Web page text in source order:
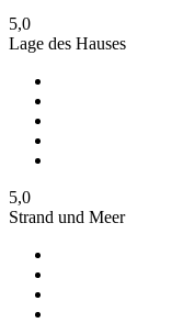
5,0
Lage des Hauses
5,0
Strand und Meer